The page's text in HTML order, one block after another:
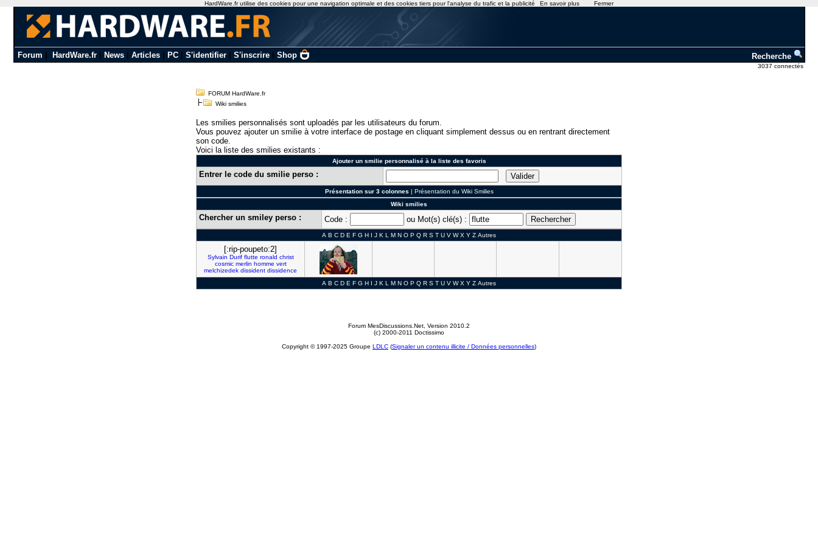
Forum HardWare.fr| News| Articles| PC| S'identifier| S'inscrire| Shop Recherche
3037 connectés
FORUM HardWare.fr
Wiki smilies
Les smilies personnalisés sont uploadés par les utilisateurs du forum.
Vous pouvez ajouter un smilie à votre interface de postage en cliquant simplement dessus ou en rentrant directement
son code.
Voici la liste des smilies existants :
Ajouter un smilie personnalisé à la liste des favoris
Entrer le code du smilie perso :
Présentation sur 3 colonnes | Présentation du Wiki Smilies
Wiki smilies
Chercher un smiley perso : Code : ou Mot(s) clé(s) :
A B C D E F G H I J K L M N O P Q R S T U V W X Y Z Autres
[:rip-poupeto:2]
Sylvain Durif flutte ronald christ
cosmic merlin homme vert
melchizedek dissident dissidence
A B C D E F G H I J K L M N O P Q R S T U V W X Y Z Autres
Forum MesDiscussions.Net , Version 2010.2
(c) 2000-2011 Doctissimo
Copyright © 1997-2025 Groupe LDLC (Signaler un contenu illicite / Données personnelles)
HardWare.fr utilise des cookies pour une navigation optimale et des cookies tiers pour l'analyse du trafic et la publicité En savoir plus Fermer